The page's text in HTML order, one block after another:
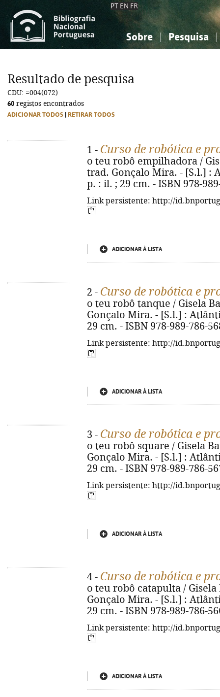
PT EN FR
Sobre Pesquisa
Ciências sociais...
Ciências sociais...
Resultado de pesquisa
CDU: =004(072)
60 registos encontrados
ADICIONAR TODOS RETIRAR TODOS
1 - Curso de robótica e
o teu robô empilhadora /
trad. Gonçalo Mira. - [S.l.] :
p. : il. ; 29 cm. - ISBN 978-
Link persistente: http://
ADICIONAR À LISTA
2 - Curso de robótica e
o teu robô tanque / Gisela
Gonçalo Mira. - [S.l.] :
29 cm. - ISBN 978-989-786-
Link persistente: http://
ADICIONAR À LISTA
3 - Curso de robótica e
o teu robô square / Gisela
Gonçalo Mira. - [S.l.] :
29 cm. - ISBN 978-989-786-
Link persistente: http://
ADICIONAR À LISTA
4 - Curso de robótica e
o teu robô catapulta /
Gonçalo Mira. - [S.l.] :
29 cm. - ISBN 978-989-786-
Link persistente: http://
ADICIONAR À LISTA